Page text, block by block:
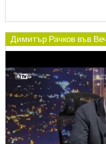
Димитър Рачков във